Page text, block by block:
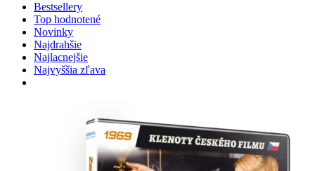
Bestsellery
Top hodnotené
Novinky
Najdrahšie
Najlacnejšie
Najvyššia zľava